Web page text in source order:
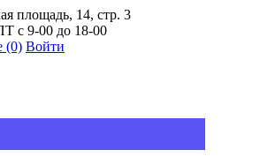
площадь, 14, стр. 3
с 9-00 до 18-00
(0) Войти